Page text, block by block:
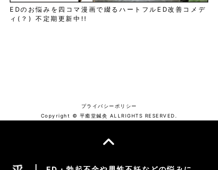
EDのお悩みを四コマ漫画で綴るハートフルED改善コメデ
ィ(？) 不定期更新中!!
プライバシーポリシー
Copyright © 平癒堂鍼灸 ALLRIGHTS RESERVED.